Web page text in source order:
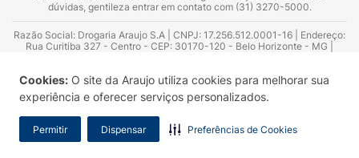
Cookies: O site da Araujo utiliza cookies para melhorar sua
experiência e oferecer serviços personalizados.
Permitir Dispensar Preferências de Cookies
dúvidas, gentileza entrar em contato com (31) 3270-5000.
Razão Social: Drogaria Araujo S.A | CNPJ: 17.256.512.0001-16 | Endereço:
Rua Curitiba 327 - Centro - CEP: 30170-120 - Belo Horizonte - MG |
Azevedo Guimarães – CRF 10.965 | Yasmin Silva Alvarenga – CRF 52.584 -
Consultor substituto: Thiago Aguiar Pinheiro - CRF Nº 13.748. Alvará
Sanitário: 2025020713 | Autorização de Funcionamento da Empresa (AFE):